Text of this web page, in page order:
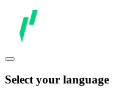
Select your language